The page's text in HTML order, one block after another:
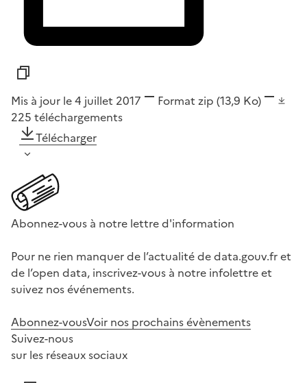
Mis à jour le 4 juillet 2017 Format zip (13,9 Ko)
225 téléchargements
Télécharger
Abonnez-vous à notre lettre d'information
Pour ne rien manquer de l’actualité de data.gouv.fr et
de l’open data, inscrivez-vous à notre infolettre et
suivez nos événements.
Abonnez-vousVoir nos prochains évènements
Suivez-nous
sur les réseaux sociaux